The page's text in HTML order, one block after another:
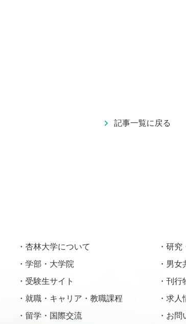
記事一覧に戻る
杏林大学について
学部・大学院
受験生サイト
就職・キャリア・教職課程
留学・国際交流
研究
男女
刊行
求人
お問